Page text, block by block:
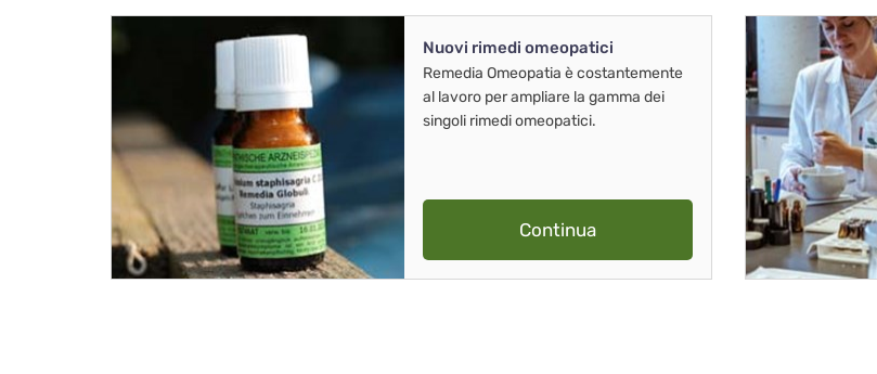
Nuovi rimedi omeopatici
Remedia Omeopatia è costantemente
al lavoro per ampliare la gamma dei
singoli rimedi omeopatici.
Continua